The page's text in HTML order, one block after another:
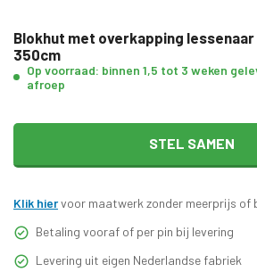
Blokhut met overkapping lessenaar
350cm
Op voorraad: binnen 1,5 tot 3 weken
afroep
STEL SAMEN
Klik hiervoor maatwerk zonder meerprijs of
Betaling vooraf of per pin bij levering
Levering uit eigen Nederlandse fabriek